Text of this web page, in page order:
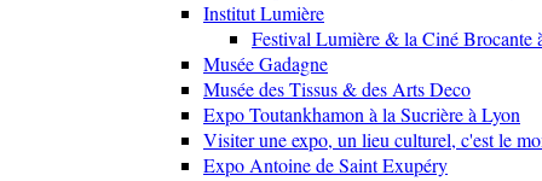
Institut Lumière
Festival Lumière & la Ciné Brocante
Musée Gadagne
Musée des Tissus & des Arts Deco
Expo Toutankhamon à la Sucrière à Lyon
Visiter une expo, un lieu culturel, c'est le
Expo Antoine de Saint Exupéry